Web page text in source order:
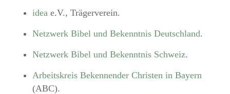
ideae.V., Trägerverein.
Netzwerk Bibel und Bekenntnis Deutschland.
Netzwerk Bibel und Bekenntnis Schweiz.
Arbeitskreis Bekennender Christen in Bayern
(ABC).